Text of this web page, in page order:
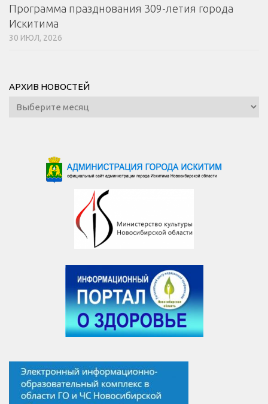
Программа празднования 309-летия города
Искитима
30 ИЮЛ, 2026
АРХИВ НОВОСТЕЙ
Архив
новостей